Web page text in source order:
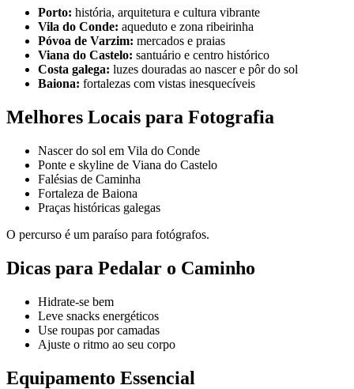
Porto: história, arquitetura e cultura vibrante
Vila do Conde: aqueduto e zona ribeirinha
Póvoa de Varzim: mercados e praias
Viana do Castelo: santuário e centro histórico
Costa galega: luzes douradas ao nascer e pôr do sol
Baiona: fortalezas com vistas inesquecíveis
Melhores Locais para Fotografia
Nascer do sol em Vila do Conde
Ponte e skyline de Viana do Castelo
Falésias de Caminha
Fortaleza de Baiona
Praças históricas galegas
O percurso é um paraíso para fotógrafos.
Dicas para Pedalar o Caminho
Hidrate-se bem
Leve snacks energéticos
Use roupas por camadas
Ajuste o ritmo ao seu corpo
Equipamento Essencial